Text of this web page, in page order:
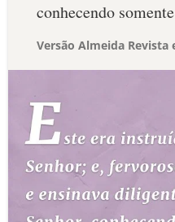
conhecendo
Versão Almeida Revista